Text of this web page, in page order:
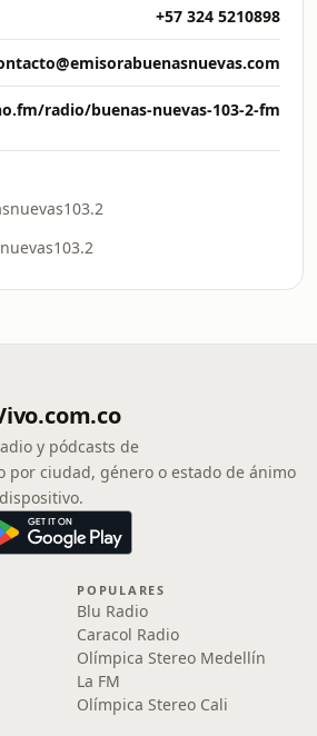
+57 324 5210898
radio/buenas-nuevas-103-2-fm
y pódcasts de
por ciudad, género o estado de ánimo
POPULARES
Blu Radio
Caracol Radio
Olímpica Stereo Medellín
La FM
Olímpica Stereo Cali